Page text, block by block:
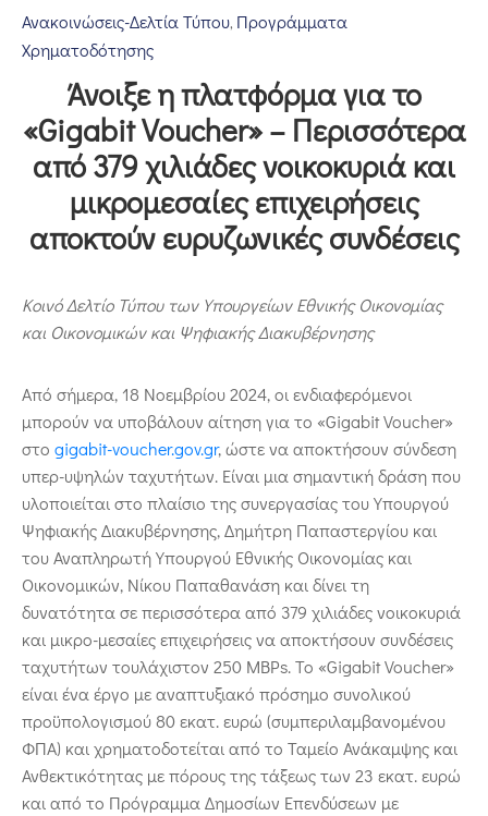
Ανακοινώσεις-Δελτία Τύπου‚ Προγράμματα
Χρηματοδότησης
Άνοιξε η πλατφόρμα για το
«Gigabit Voucher» – Περισσότερα
από 379 χιλιάδες νοικοκυριά και
μικρομεσαίες επιχειρήσεις
αποκτούν ευρυζωνικές συνδέσεις
Κοινό Δελτίο Τύπου των Υπουργείων Εθνικής Οικονομίας
και Οικονομικών και Ψηφιακής Διακυβέρνησης
Από σήμερα, 18 Νοεμβρίου 2024, οι ενδιαφερόμενοι
μπορούν να υποβάλουν αίτηση για το «Gigabit Voucher»
στο gigabit-voucher.gov.gr, ώστε να αποκτήσουν σύνδεση
υπερ-υψηλών ταχυτήτων. Είναι μια σημαντική δράση που
υλοποιείται στο πλαίσιο της συνεργασίας του Υπουργού
Ψηφιακής Διακυβέρνησης, Δημήτρη Παπαστεργίου και
του Αναπληρωτή Υπουργού Εθνικής Οικονομίας και
Οικονομικών, Νίκου Παπαθανάση και δίνει τη
δυνατότητα σε περισσότερα από 379 χιλιάδες νοικοκυριά
και μικρο-μεσαίες επιχειρήσεις να αποκτήσουν συνδέσεις
ταχυτήτων τουλάχιστον 250 ΜBPs. Το «Gigabit Voucher»
είναι ένα έργο με αναπτυξιακό πρόσημο συνολικού
προϋπολογισμού 80 εκατ. ευρώ (συμπεριλαμβανομένου
ΦΠΑ) και χρηματοδοτείται από το Ταμείο Ανάκαμψης και
Ανθεκτικότητας με πόρους της τάξεως των 23 εκατ. ευρώ
και από το Πρόγραμμα Δημοσίων Επενδύσεων με